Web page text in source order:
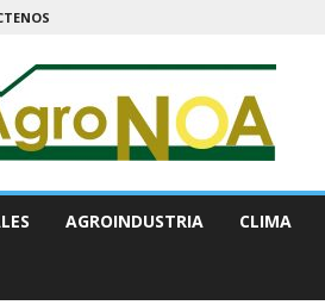
AGROINDUSTRIA CLIMA